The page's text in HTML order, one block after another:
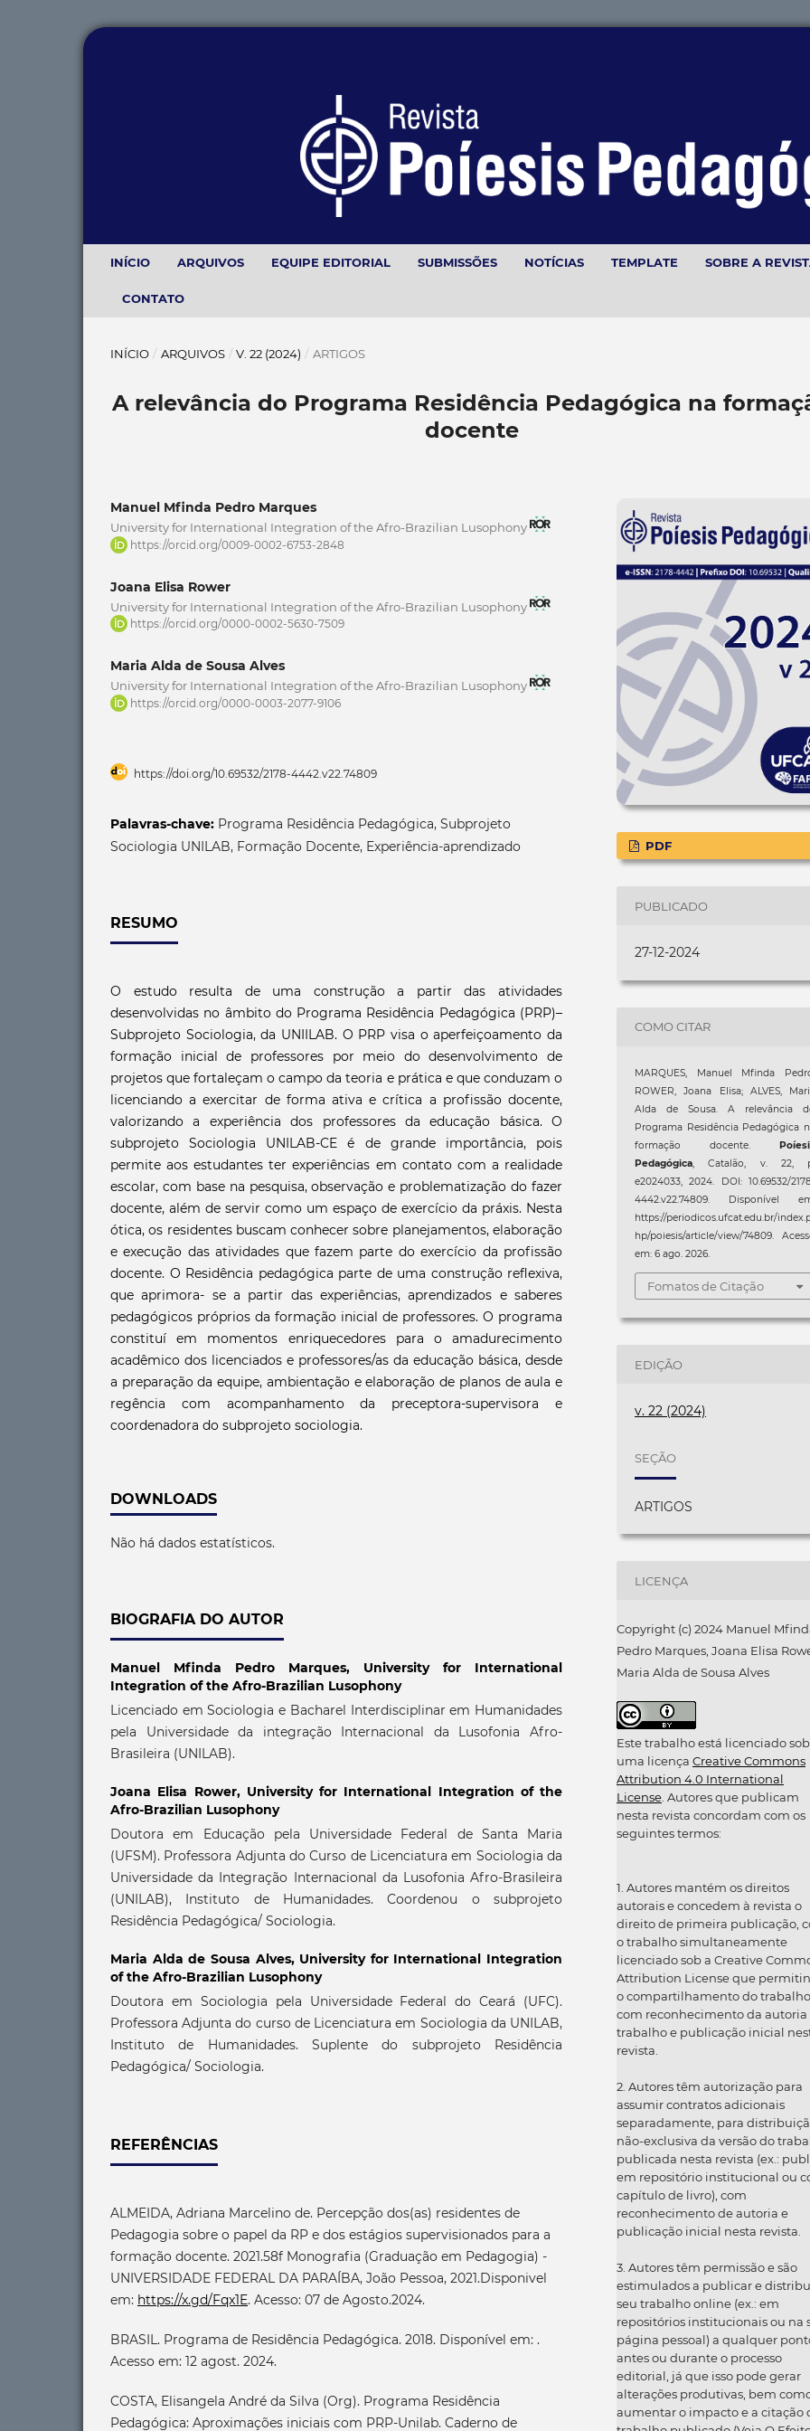
INÍCIO ARQUIVOS EQUIPE EDITORIAL SUBMISSÕES NOTÍCIAS TEMPLATE SOBRE A
CONTATO
INÍCIO / ARQUIVOS / V. 22 (2024) / ARTIGOS
A relevância do Programa Residência Pedagógica na
docente
Manuel Mfinda Pedro Marques
University for International Integration of the Afro-Brazilian Lusophony
https://orcid.org/0009-0002-6753-2848
Joana Elisa Rower
University for International Integration of the Afro-Brazilian Lusophony
https://orcid.org/0000-0002-5630-7509
Maria Alda de Sousa Alves
University for International Integration of the Afro-Brazilian Lusophony
https://orcid.org/0000-0003-2077-9106
https://doi.org/10.69532/2178-4442.v22.74809
Palavras-chave: Programa Residência Pedagógica, Subprojeto
Sociologia UNILAB, Formação Docente, Experiência-aprendizado
RESUMO
O estudo resulta de uma construção a partir das atividades
desenvolvidas no âmbito do Programa Residência Pedagógica (PRP)–
Subprojeto Sociologia, da UNIILAB. O PRP visa o aperfeiçoamento da
formação inicial de professores por meio do desenvolvimento de
projetos que fortaleçam o campo da teoria e prática e que conduzam o
licenciando a exercitar de forma ativa e crítica a profissão docente,
valorizando a experiência dos professores da educação básica. O
subprojeto Sociologia UNILAB-CE é de grande importância, pois
permite aos estudantes ter experiências em contato com a realidade
escolar, com base na pesquisa, observação e problematização do fazer
docente, além de servir como um espaço de exercício da práxis. Nesta
ótica, os residentes buscam conhecer sobre planejamentos, elaboração
e execução das atividades que fazem parte do exercício da profissão
docente. O Residência pedagógica parte de uma construção reflexiva,
que aprimora- se a partir das experiências, aprendizados e saberes
pedagógicos próprios da formação inicial de professores. O programa
constituí em momentos enriquecedores para o amadurecimento
acadêmico dos licenciados e professores/as da educação básica, desde
a preparação da equipe, ambientação e elaboração de planos de aula e
regência com acompanhamento da preceptora-supervisora e
coordenadora do subprojeto sociologia.
DOWNLOADS
Não há dados estatísticos.
BIOGRAFIA DO AUTOR
Manuel Mfinda Pedro Marques, University for International
Integration of the Afro-Brazilian Lusophony
Licenciado em Sociologia e Bacharel Interdisciplinar em Humanidades
pela Universidade da integração Internacional da Lusofonia Afro-
Brasileira (UNILAB).
Joana Elisa Rower, University for International Integration of the
Afro-Brazilian Lusophony
Doutora em Educação pela Universidade Federal de Santa Maria
(UFSM). Professora Adjunta do Curso de Licenciatura em Sociologia da
Universidade da Integração Internacional da Lusofonia Afro-Brasileira
(UNILAB), Instituto de Humanidades. Coordenou o subprojeto
Residência Pedagógica/ Sociologia.
Maria Alda de Sousa Alves, University for International Integration
of the Afro-Brazilian Lusophony
Doutora em Sociologia pela Universidade Federal do Ceará (UFC).
Professora Adjunta do curso de Licenciatura em Sociologia da UNILAB,
Instituto de Humanidades. Suplente do subprojeto Residência
Pedagógica/ Sociologia.
REFERÊNCIAS
ALMEIDA, Adriana Marcelino de. Percepção dos(as) residentes de
Pedagogia sobre o papel da RP e dos estágios supervisionados para a
formação docente. 2021.58f Monografia (Graduação em Pedagogia) -
UNIVERSIDADE FEDERAL DA PARAÍBA, João Pessoa, 2021.Disponivel
em: https://x.gd/Fqx1E. Acesso: 07 de Agosto.2024.
BRASIL. Programa de Residência Pedagógica. 2018. Disponível em: .
Acesso em: 12 agost. 2024.
COSTA, Elisangela André da Silva (Org). Programa Residência
Pedagógica: Aproximações iniciais com PRP-Unilab. Caderno de
PDF
PUBLICADO
27-12-2024
COMO CITAR
MARQUES, Manuel Mfinda
ROWER, Joana Elisa; ALVES,
Alda de Sousa. A relevância
Programa Residência Pedagógica
formação docente.
Pedagógica , Catalão, v. 22,
e2024033, 2024. DOI: 10.69532/
4442.v22.74809. Disponível
https://periodicos.ufcat.edu.br/
hp/poiesis/article/view/74809.
em: 6 ago. 2026.
Fomatos de Citação
EDIÇÃO
v. 22 (2024)
SEÇÃO
ARTIGOS
LICENÇA
Copyright (c) 2024 Manuel
Pedro Marques, Joana Elisa
Maria Alda de Sousa Alves
Este trabalho está licenciado sob
uma licença Creative Commons
Attribution 4.0 International
License . Autores que publicam
nesta revista concordam com os
seguintes termos:
1. Autores mantém os direitos
autorais e concedem à revista o
direito de primeira publicação,
o trabalho simultaneamente
licenciado sob a Creative
Attribution License que
o compartilhamento do trabalho
com reconhecimento da autoria
trabalho e publicação inicial
revista.
2. Autores têm autorização para
assumir contratos adicionais
separadamente, para
não-exclusiva da versão do
publicada nesta revista (ex.:
em repositório institucional ou
capítulo de livro), com
reconhecimento de autoria e
publicação inicial nesta revista.
3. Autores têm permissão e são
estimulados a publicar e
seu trabalho online (ex.: em
repositórios institucionais ou na
página pessoal) a qualquer
antes ou durante o processo
editorial, já que isso pode gerar
alterações produtivas, bem
aumentar o impacto e a citação